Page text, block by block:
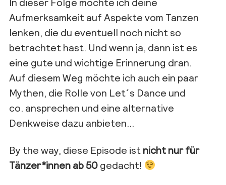
Aufmerksamkeit auf Aspekte vom Tanzen
lenken, die du eventuell noch nicht so
betrachtet hast. Und wenn ja, dann ist es
eine gute und wichtige Erinnerung dran.
Auf diesem Weg möchte ich auch ein paar
Mythen, die Rolle von Let´s Dance und
co. ansprechen und eine alternative
Denkweise dazu anbieten…
By the way, diese Episode ist nicht nur für
Tänzer*innen ab 50 gedacht!